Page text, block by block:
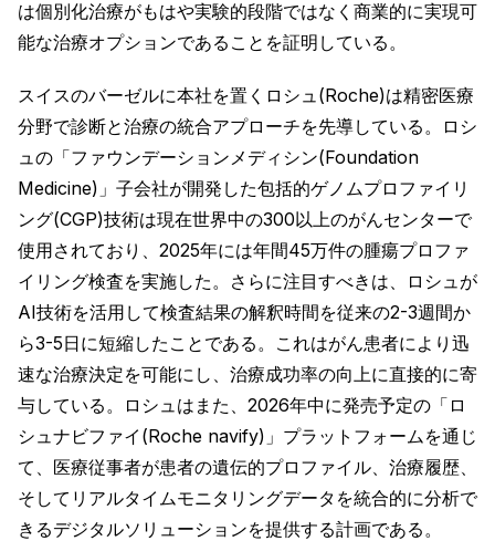
は個別化治療がもはや実験的段階ではなく商業的に実現可
能な治療オプションであることを証明している。
スイスのバーゼルに本社を置くロシュ(Roche)は精密医療
分野で診断と治療の統合アプローチを先導している。ロシ
ュの「ファウンデーションメディシン(Foundation
Medicine)」子会社が開発した包括的ゲノムプロファイリ
ング(CGP)技術は現在世界中の300以上のがんセンターで
使用されており、2025年には年間45万件の腫瘍プロファ
イリング検査を実施した。さらに注目すべきは、ロシュが
AI技術を活用して検査結果の解釈時間を従来の2-3週間か
ら3-5日に短縮したことである。これはがん患者により迅
速な治療決定を可能にし、治療成功率の向上に直接的に寄
与している。ロシュはまた、2026年中に発売予定の「ロ
シュナビファイ(Roche navify)」プラットフォームを通じ
て、医療従事者が患者の遺伝的プロファイル、治療履歴、
そしてリアルタイムモニタリングデータを統合的に分析で
きるデジタルソリューションを提供する計画である。